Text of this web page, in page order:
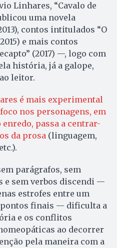
Linhares, “Cavalo de
uma novela
contos intitulados “O
e mais contos
(2017) —, logo com
história, já a galope,
leitor.
é mais experimental
nos personagens, em
passa a centrar-
da prosa (linguagem,
parágrafos, sem
e sem verbos discendi —
estrofes entre um
pontos finais — dificulta a
e os conflitos
ao decorrer
pela maneira com a